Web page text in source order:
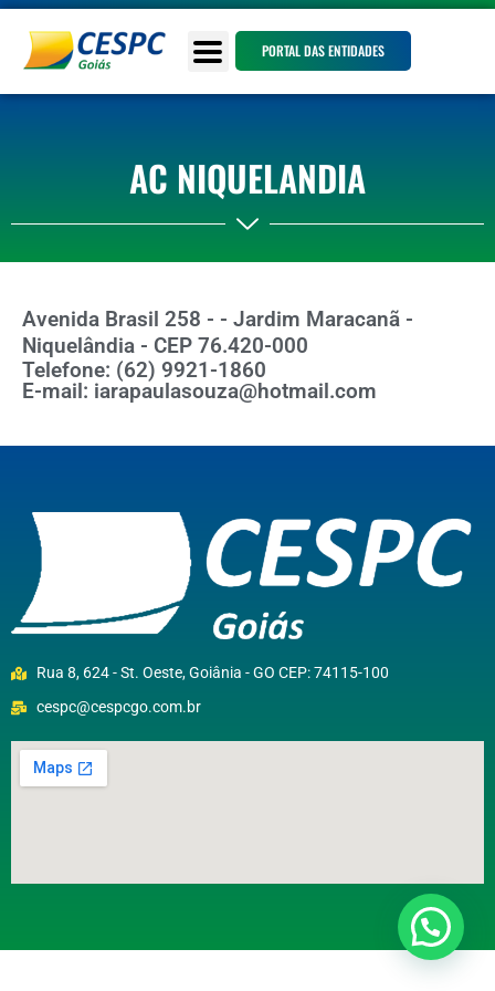
PORTAL DAS ENTIDADES
AC NIQUELANDIA
Avenida Brasil 258 - - Jardim Maracanã -
Niquelândia - CEP 76.420-000
Telefone: (62) 9921-1860
E-mail: iarapaulasouza@hotmail.com
Rua 8, 624 - St. Oeste, Goiânia - GO CEP: 74115-100
cespc@cespcgo.com.br